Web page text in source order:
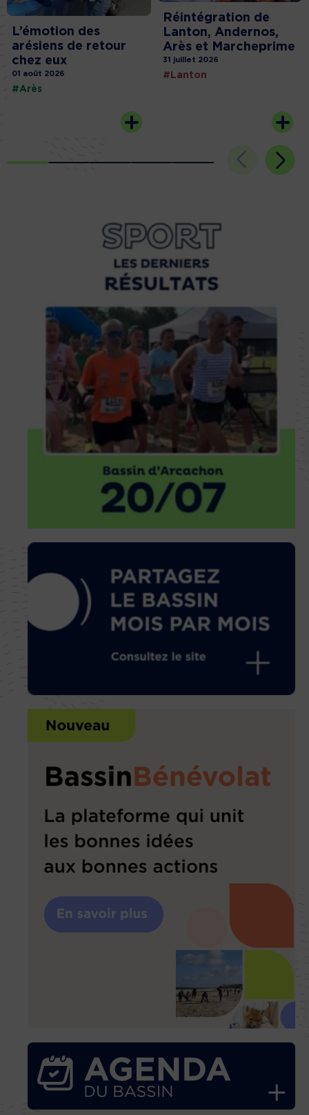
L’émotion des
arésiens de retour
chez eux
01 août 2026
#Arès
Réintégration de
Lanton, Andernos,
Arès et Marcheprime
31 juillet 2026
#Lanton